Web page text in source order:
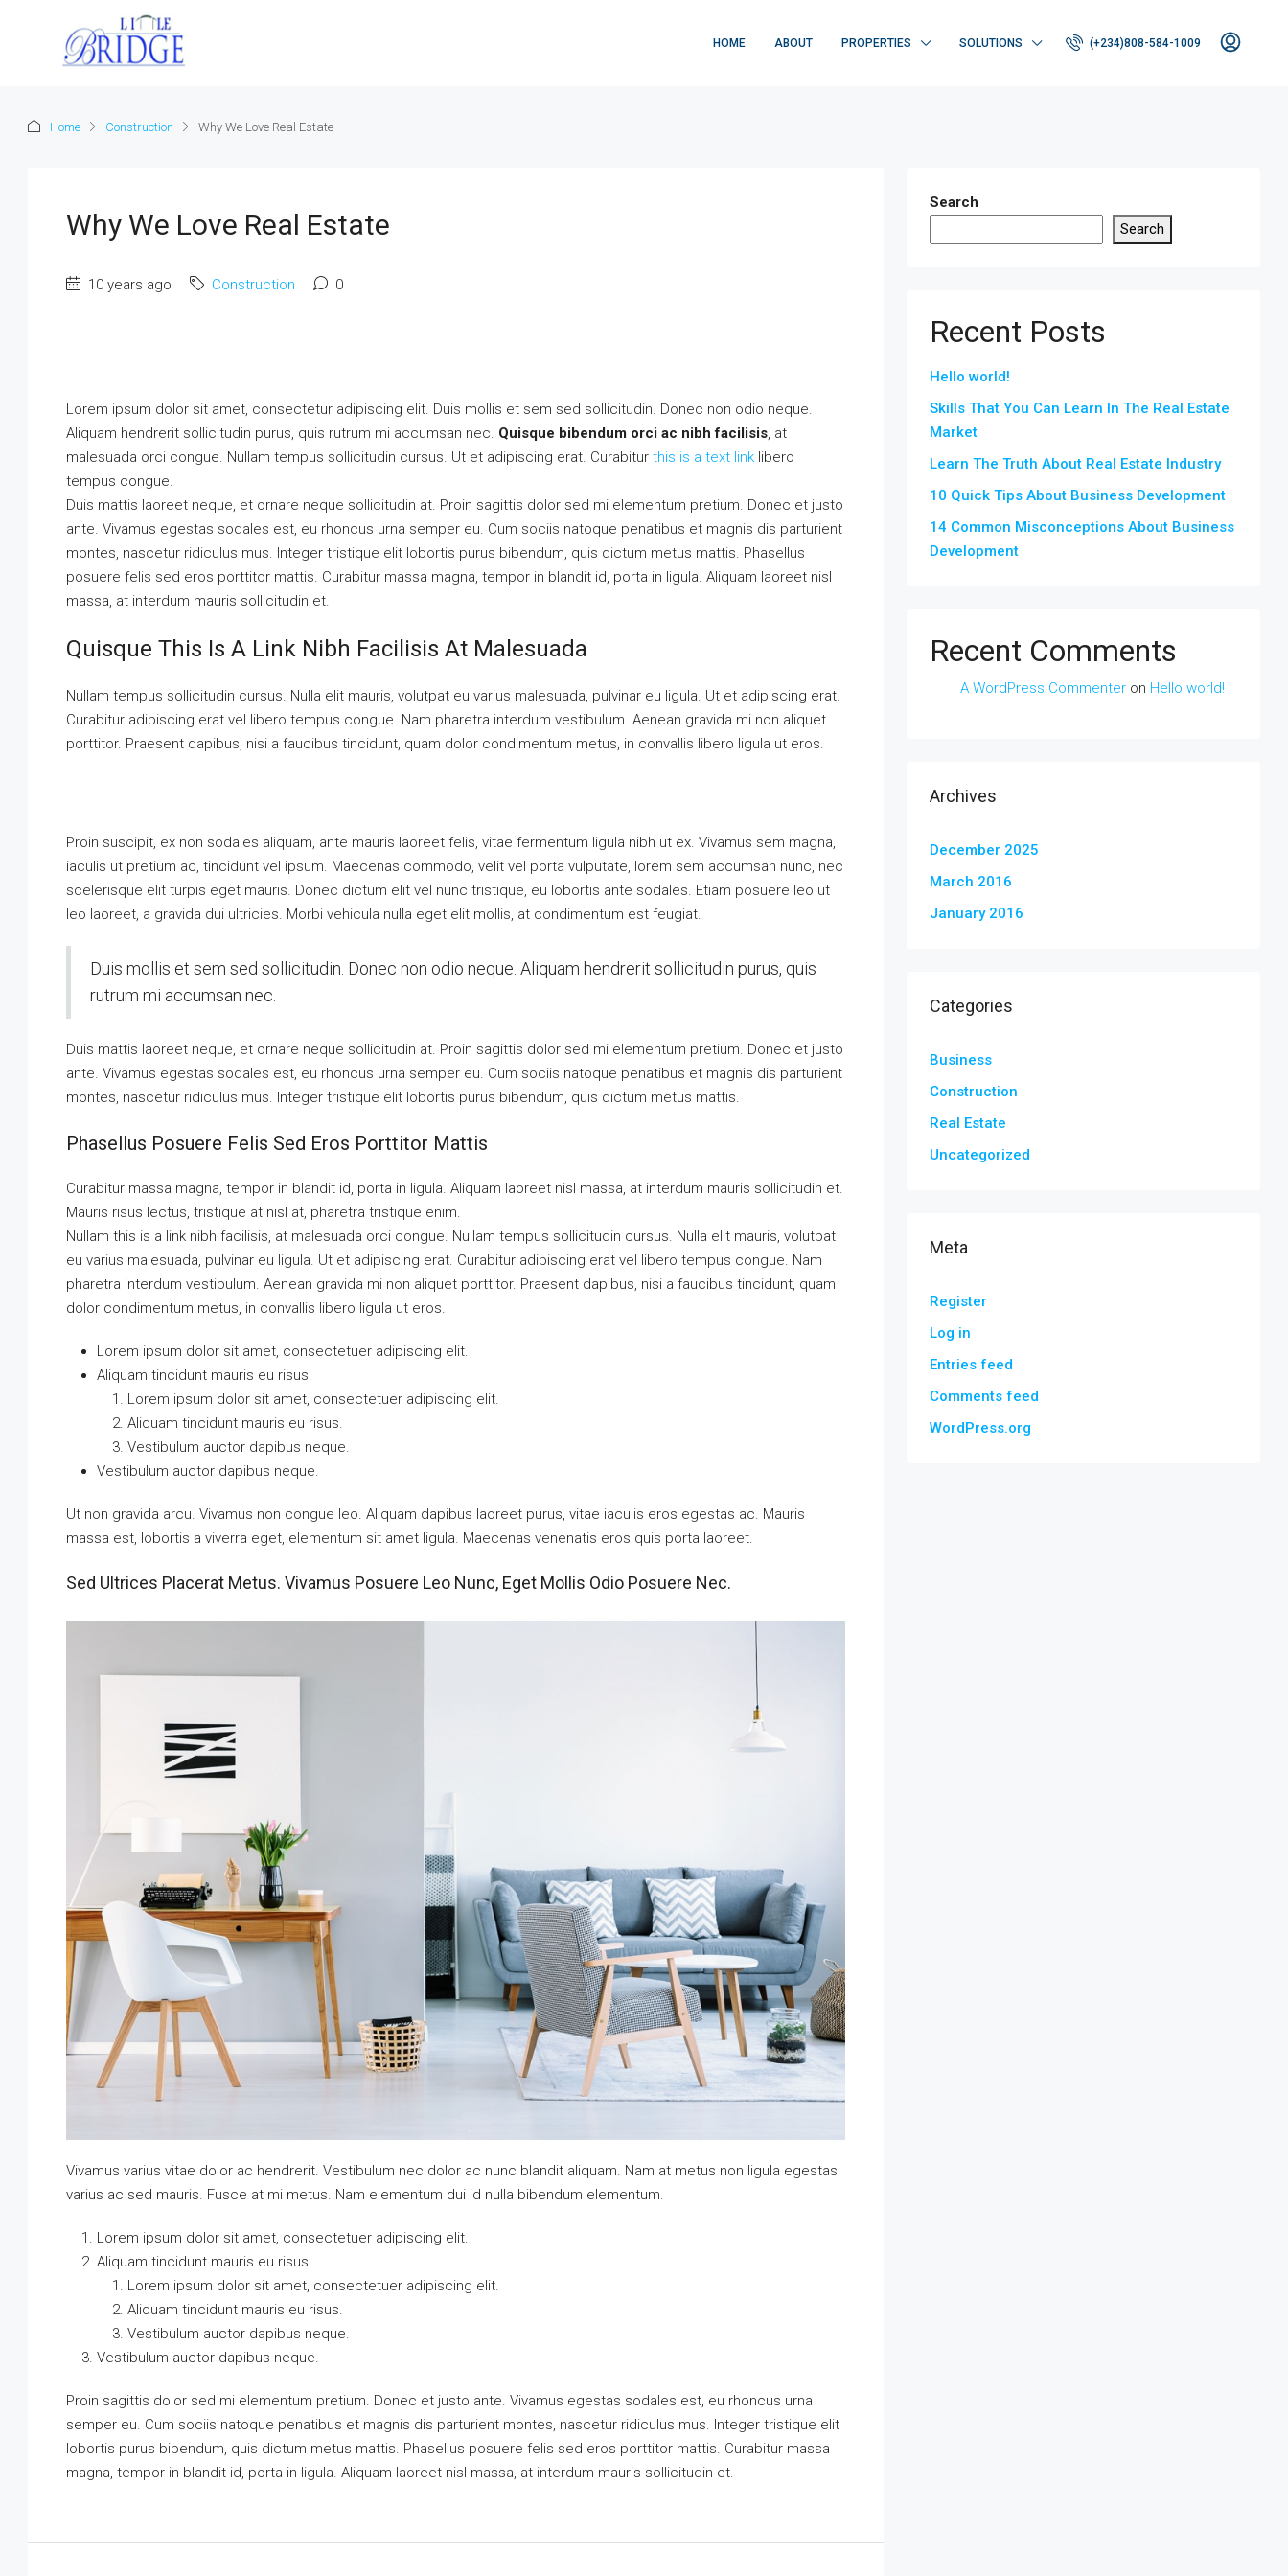
HOME ABOUT PROPERTIES SOLUTIONS (+234)808-584-1009
Home Construction Why We Love Real Estate
Why We Love Real Estate
10 years ago Construction 0
Lorem ipsum dolor sit amet, consectetur adipiscing elit. Duis mollis et sem sed sollicitudin. Donec non odio neque.
Aliquam hendrerit sollicitudin purus, quis rutrum mi accumsan nec. Quisque bibendum orci ac nibh facilisis, at
malesuada orci congue. Nullam tempus sollicitudin cursus. Ut et adipiscing erat. Curabitur this is a text link libero
tempus congue.
Duis mattis laoreet neque, et ornare neque sollicitudin at. Proin sagittis dolor sed mi elementum pretium. Donec et justo
ante. Vivamus egestas sodales est, eu rhoncus urna semper eu. Cum sociis natoque penatibus et magnis dis parturient
montes, nascetur ridiculus mus. Integer tristique elit lobortis purus bibendum, quis dictum metus mattis. Phasellus
posuere felis sed eros porttitor mattis. Curabitur massa magna, tempor in blandit id, porta in ligula. Aliquam laoreet nisl
massa, at interdum mauris sollicitudin et.
Quisque This Is A Link Nibh Facilisis At Malesuada
Nullam tempus sollicitudin cursus. Nulla elit mauris, volutpat eu varius malesuada, pulvinar eu ligula. Ut et adipiscing erat.
Curabitur adipiscing erat vel libero tempus congue. Nam pharetra interdum vestibulum. Aenean gravida mi non aliquet
porttitor. Praesent dapibus, nisi a faucibus tincidunt, quam dolor condimentum metus, in convallis libero ligula ut eros.
Proin suscipit, ex non sodales aliquam, ante mauris laoreet felis, vitae fermentum ligula nibh ut ex. Vivamus sem magna,
iaculis ut pretium ac, tincidunt vel ipsum. Maecenas commodo, velit vel porta vulputate, lorem sem accumsan nunc, nec
scelerisque elit turpis eget mauris. Donec dictum elit vel nunc tristique, eu lobortis ante sodales. Etiam posuere leo ut
leo laoreet, a gravida dui ultricies. Morbi vehicula nulla eget elit mollis, at condimentum est feugiat.
Duis mollis et sem sed sollicitudin. Donec non odio neque. Aliquam hendrerit sollicitudin purus, quis
rutrum mi accumsan nec.
Duis mattis laoreet neque, et ornare neque sollicitudin at. Proin sagittis dolor sed mi elementum pretium. Donec et justo
ante. Vivamus egestas sodales est, eu rhoncus urna semper eu. Cum sociis natoque penatibus et magnis dis parturient
montes, nascetur ridiculus mus. Integer tristique elit lobortis purus bibendum, quis dictum metus mattis.
Phasellus Posuere Felis Sed Eros Porttitor Mattis
Curabitur massa magna, tempor in blandit id, porta in ligula. Aliquam laoreet nisl massa, at interdum mauris sollicitudin et.
Mauris risus lectus, tristique at nisl at, pharetra tristique enim.
Nullam this is a link nibh facilisis, at malesuada orci congue. Nullam tempus sollicitudin cursus. Nulla elit mauris, volutpat
eu varius malesuada, pulvinar eu ligula. Ut et adipiscing erat. Curabitur adipiscing erat vel libero tempus congue. Nam
pharetra interdum vestibulum. Aenean gravida mi non aliquet porttitor. Praesent dapibus, nisi a faucibus tincidunt, quam
dolor condimentum metus, in convallis libero ligula ut eros.
Lorem ipsum dolor sit amet, consectetuer adipiscing elit.
Aliquam tincidunt mauris eu risus.
Lorem ipsum dolor sit amet, consectetuer adipiscing elit.
Aliquam tincidunt mauris eu risus.
Vestibulum auctor dapibus neque.
Vestibulum auctor dapibus neque.
Ut non gravida arcu. Vivamus non congue leo. Aliquam dapibus laoreet purus, vitae iaculis eros egestas ac. Mauris
massa est, lobortis a viverra eget, elementum sit amet ligula. Maecenas venenatis eros quis porta laoreet.
Sed Ultrices Placerat Metus. Vivamus Posuere Leo Nunc, Eget Mollis Odio Posuere Nec.
Vivamus varius vitae dolor ac hendrerit. Vestibulum nec dolor ac nunc blandit aliquam. Nam at metus non ligula egestas
varius ac sed mauris. Fusce at mi metus. Nam elementum dui id nulla bibendum elementum.
Lorem ipsum dolor sit amet, consectetuer adipiscing elit.
Aliquam tincidunt mauris eu risus.
Lorem ipsum dolor sit amet, consectetuer adipiscing elit.
Aliquam tincidunt mauris eu risus.
Vestibulum auctor dapibus neque.
Vestibulum auctor dapibus neque.
Proin sagittis dolor sed mi elementum pretium. Donec et justo ante. Vivamus egestas sodales est, eu rhoncus urna
semper eu. Cum sociis natoque penatibus et magnis dis parturient montes, nascetur ridiculus mus. Integer tristique elit
lobortis purus bibendum, quis dictum metus mattis. Phasellus posuere felis sed eros porttitor mattis. Curabitur massa
magna, tempor in blandit id, porta in ligula. Aliquam laoreet nisl massa, at interdum mauris sollicitudin et.
Search
Search
Recent Posts
Hello world!
Skills That You Can Learn In The Real Estate
Market
Learn The Truth About Real Estate Industry
10 Quick Tips About Business Development
14 Common Misconceptions About Business
Development
Recent Comments
A WordPress Commenter on Hello world!
Archives
December 2025
March 2016
January 2016
Categories
Business
Construction
Real Estate
Uncategorized
Meta
Register
Log in
Entries feed
Comments feed
WordPress.org